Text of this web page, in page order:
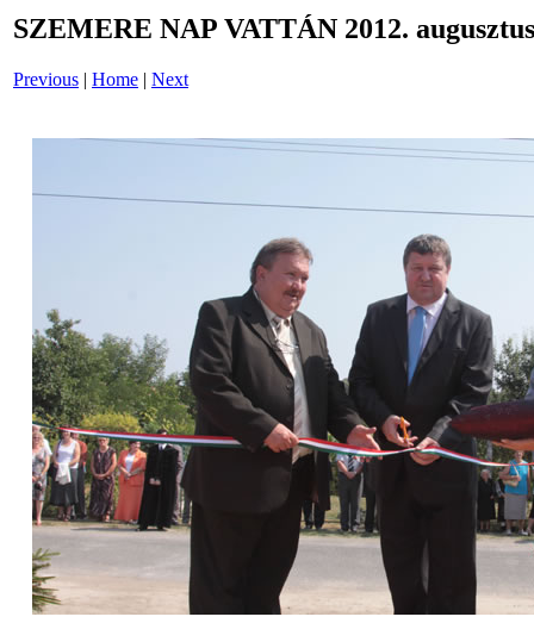
SZEMERE NAP VATTÁN 2012.
Previous | Home | Next